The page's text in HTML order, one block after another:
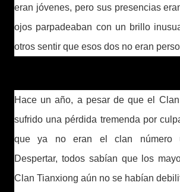
eran jóvenes, pero sus presencias
ojos parpadeaban con un brillo
otros sentir que esos dos no eran
Hace un año, a pesar de que el
sufrido una pérdida tremenda por
que ya no eran el clan número
Despertar, todos sabían que los
Clan Tianxiong aún no se habían